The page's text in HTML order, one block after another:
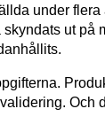
under flera
ut på
Och